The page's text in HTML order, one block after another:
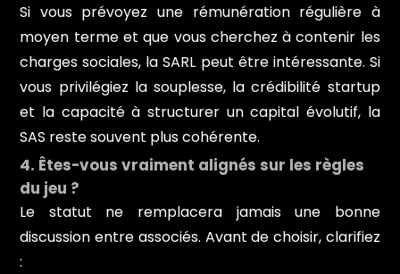
Si vous prévoyez une rémunération régulière à
moyen terme et que vous cherchez à contenir les
charges sociales, la SARL peut être intéressante. Si
vous privilégiez la souplesse, la crédibilité startup
et la capacité à structurer un capital évolutif, la
SAS reste souvent plus cohérente.
4. Êtes-vous vraiment alignés sur les règles
du jeu ?
Le statut ne remplacera jamais une bonne
discussion entre associés. Avant de choisir, clarifiez
: